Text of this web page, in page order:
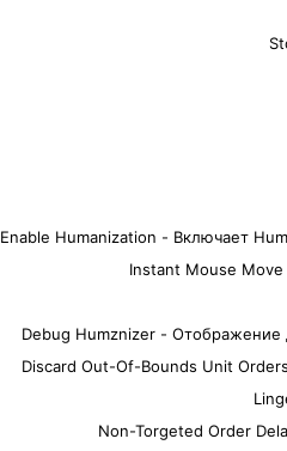
Enable Humanization - Включает
Instant Mouse
Debug Humznizer - Отображение
Discard Out-Of-Bounds Unit
Non-Torgeted Order